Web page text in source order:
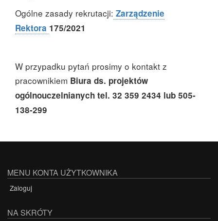
Ogólne zasady rekrutacji: Zarządzenie
Rektora 175/2021
W przypadku pytań prosimy o kontakt z
pracownikiem Biura ds. projektów
ogólnouczelnianych tel. 32 359 2434 lub 505-
138-299
MENU KONTA UŻYTKOWNIKA
Zaloguj
NA SKRÓTY